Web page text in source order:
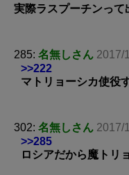
実際ラスプーチンって
285: 名無しさん 2017/
>>222
マトリョーシカ使役
302: 名無しさん 2017/
>>285
ロシアだから魔トリ